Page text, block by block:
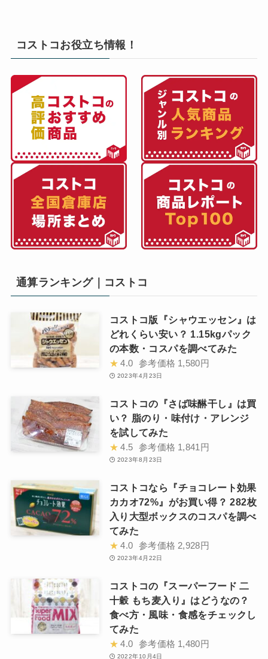
コストコお役立ち情報！
通算ランキング｜コストコ
コストコ版『シャウエッセン』は
どれくらい安い？ 1.15kgパック
の本数・コスパを調べてみた
★ 4.0 参考価格 1,580円
2023年4月23日
コストコの『さば味醂干し』は買
い？ 脂のり・味付け・アレンジ
を試してみた
★ 4.5 参考価格 1,841円
2023年8月23日
コストコなら『チョコレート効果
カカオ72%』がお買い得？ 282枚
入り大型ボックスのコスパを調べ
てみた
★ 4.0 参考価格 2,928円
2023年4月22日
コストコの『スーパーフード 二
十穀 もち麦入り』はどうなの？
食べ方・風味・食感をチェックし
てみた
★ 4.0 参考価格 1,480円
2022年10月4日